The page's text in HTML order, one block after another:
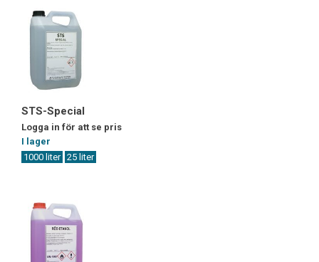
STS-Special
Logga in för att se pris
I lager
1000 liter 25 liter